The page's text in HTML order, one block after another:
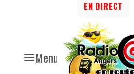
Menu
EN DIRECT